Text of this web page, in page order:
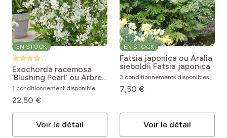
EN STOCK
Exochorda racemosa
‘Blushing Pearl’ ou Arbre
aux perles Exochorda
racemosa 'Huibl'
BLUSHING PEARL
1 conditionnement disponible
22,50 €
Voir le détail
EN STOCK
Fatsia japonica ou Aralia
sieboldii Fatsia japonica
3 conditionnements disponibles
7,50 €
Voir le détail